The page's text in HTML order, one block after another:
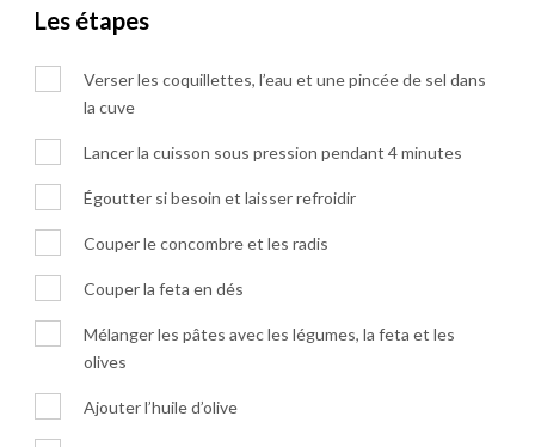
Les étapes
Verser les coquillettes, l’eau et une pincée de sel dans
la cuve
Lancer la cuisson sous pression pendant 4 minutes
Égoutter si besoin et laisser refroidir
Couper le concombre et les radis
Couper la feta en dés
Mélanger les pâtes avec les légumes, la feta et les
olives
Ajouter l’huile d’olive